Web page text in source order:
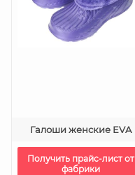
Галоши женские EVA
Получить прайс-лист от
фабрики